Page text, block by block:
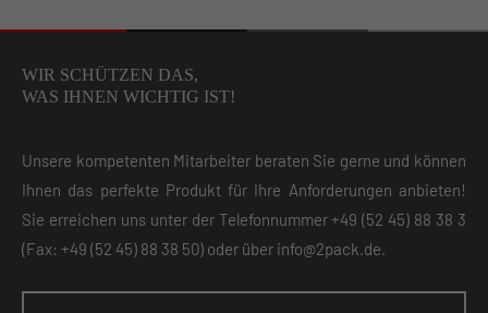
WIR SCHÜTZEN DAS,
WAS IHNEN WICHTIG IST!
Unsere kompetenten Mitarbeiter beraten Sie gerne und können
Ihnen das perfekte Produkt für Ihre Anforderungen anbieten!
Sie erreichen uns unter der Telefonnummer+49 (52 45) 88 38 3
(Fax: +49 (52 45) 88 38 50) oder über info@2pack.de.